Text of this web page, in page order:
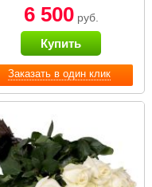
Заказать в один клик
6 500руб.
Купить